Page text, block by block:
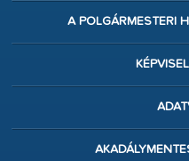
A POLGÁRMESTERI